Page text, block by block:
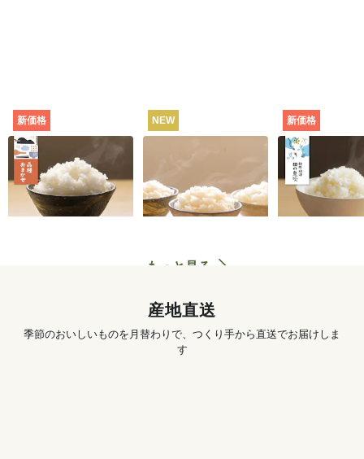
新価格
田んぼと食卓むすぶ
お米（品種おまか
せ） [定期宅配]
702
NEW
ット（白米・3種）
3,890円
新価格
静岡・焼津
田の息吹（品
シヒカリ） [
もっと見る
産地直送
季節のおいしいものを月替わりで、つくり手から直送でお届けしま
す